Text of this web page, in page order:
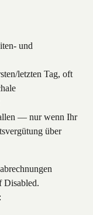
und
letzten Tag, oft
— nur wenn Ihr
über
Disabled.